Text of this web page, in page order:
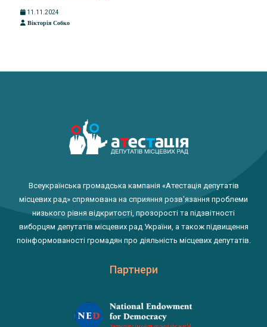
11.11.2024
Вікторія Собко
Всеукраїнська громадська кампанія «Атестація депутатів
місцевих рад» спрямована на сприяння розв'язання проблеми
низького рівня відкритості, прозорості та підзвітності
виборцям депутатів місцевих рад України, а також підвищення
поінформованості громадян про діяльність місцевих депутатів.
Партнери